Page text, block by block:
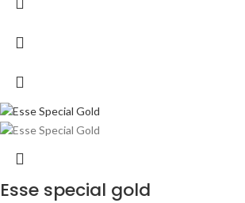
Esse special gold